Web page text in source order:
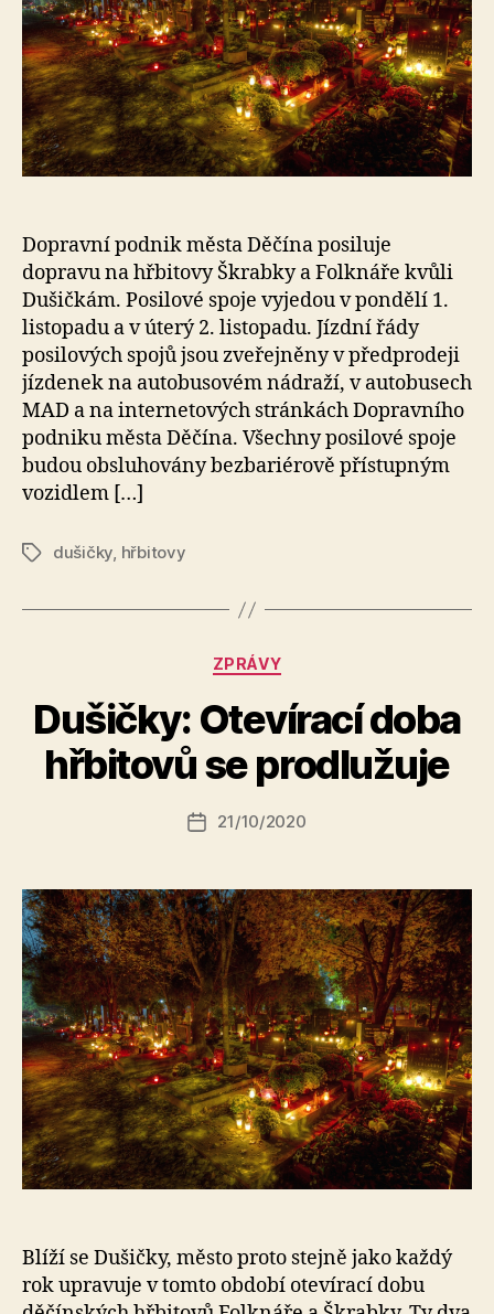
Dopravní podnik města Děčína posiluje
dopravu na hřbitovy Škrabky a Folknáře kvůli
Dušičkám. Posilové spoje vyjedou v pondělí 1.
listopadu a v úterý 2. listopadu. Jízdní řády
posilových spojů jsou zveřejněny v předprodeji
jízdenek na autobusovém nádraží, v autobusech
MAD a na internetových stránkách Dopravního
podniku města Děčína. Všechny posilové spoje
budou obsluhovány bezbariérově přístupným
vozidlem […]
Štítkydušičky, hřbitovy
Rubriky
ZPRÁVY
Dušičky: Otevírací doba
hřbitovů se prodlužuje
Autor
A
o
a
s
o
Datum
21/10/2020
Blíží se Dušičky, město proto stejně jako každý
rok upravuje v tomto období otevírací dobu